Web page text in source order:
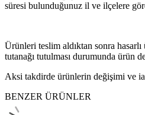
süresi bulunduğunuz il ve ilçelere
Ürünleri teslim aldıktan sonra
tutanağı tutulması durumunda ürün
Aksi takdirde ürünlerin değişimi ve
BENZER ÜRÜNLER